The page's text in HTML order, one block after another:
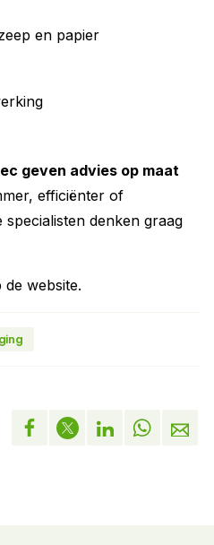
en papier
geven advies op maat
efficiënter of
denken graag
website.